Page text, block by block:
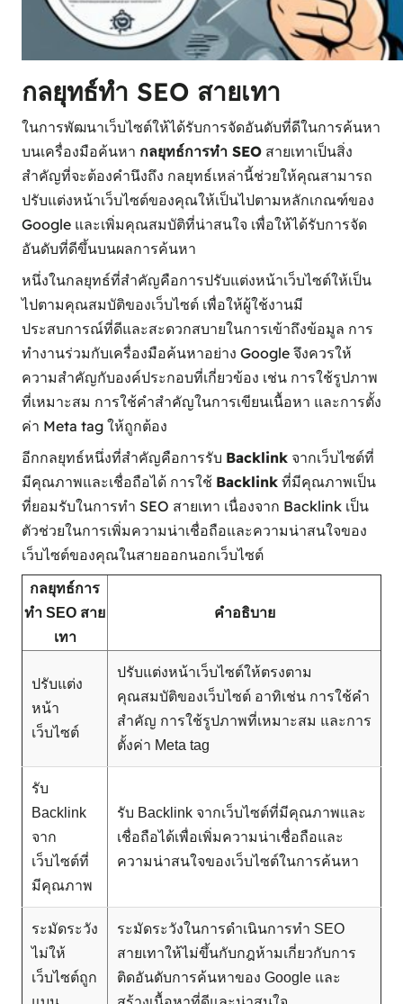
กลยุทธ์ทำ SEO สายเทา
ในการพัฒนาเว็บไซต์ให้ได้รับการจัดอันดับที่ดีในการค้นหา
บนเครื่องมือค้นหา กลยุทธ์การทำ SEO สายเทาเป็นสิ่ง
สำคัญที่จะต้องคำนึงถึง กลยุทธ์เหล่านี้ช่วยให้คุณสามารถ
ปรับแต่งหน้าเว็บไซต์ของคุณให้เป็นไปตามหลักเกณฑ์ของ
Google และเพิ่มคุณสมบัติที่น่าสนใจ เพื่อให้ได้รับการจัด
อันดับที่ดีขึ้นบนผลการค้นหา
หนึ่งในกลยุทธ์ที่สำคัญคือการปรับแต่งหน้าเว็บไซต์ให้เป็น
ไปตามคุณสมบัติของเว็บไซต์ เพื่อให้ผู้ใช้งานมี
ประสบการณ์ที่ดีและสะดวกสบายในการเข้าถึงข้อมูล การ
ทำงานร่วมกับเครื่องมือค้นหาอย่าง Google จึงควรให้
ความสำคัญกับองค์ประกอบที่เกี่ยวข้อง เช่น การใช้รูปภาพ
ที่เหมาะสม การใช้คำสำคัญในการเขียนเนื้อหา และการตั้ง
ค่า Meta tag ให้ถูกต้อง
อีกกลยุทธ์หนึ่งที่สำคัญคือการรับ Backlink จากเว็บไซต์ที่
มีคุณภาพและเชื่อถือได้ การใช้ Backlink ที่มีคุณภาพเป็น
ที่ยอมรับในการทำ SEO สายเทา เนื่องจาก Backlink เป็น
ตัวช่วยในการเพิ่มความน่าเชื่อถือและความน่าสนใจของ
เว็บไซต์ของคุณในสายออกนอกเว็บไซต์
กลยุทธ์การ
ทำ SEO สาย
เทา
คำอธิบาย
ปรับแต่ง
หน้า
เว็บไซต์
ปรับแต่งหน้าเว็บไซต์ให้ตรงตาม
คุณสมบัติของเว็บไซต์ อาทิเช่น การใช้คำ
สำคัญ การใช้รูปภาพที่เหมาะสม และการ
ตั้งค่า Meta tag
รับ
Backlink
จาก
เว็บไซต์ที่
มีคุณภาพ
รับ Backlink จากเว็บไซต์ที่มีคุณภาพและ
เชื่อถือได้เพื่อเพิ่มความน่าเชื่อถือและ
ความน่าสนใจของเว็บไซต์ในการค้นหา
ระมัดระวัง
ไม่ให้
เว็บไซต์ถูก
ระมัดระวังในการดำเนินการทำ SEO
สายเทาให้ไม่ขึ้นกับกฎห้ามเกี่ยวกับการ
ติดอันดับการค้นหาของ Google และ